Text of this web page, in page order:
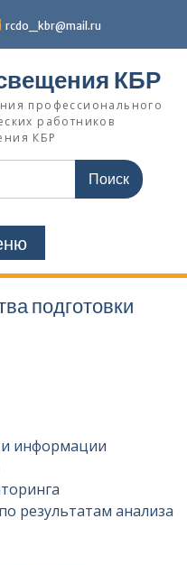
rcdo_kbr@mail.ru
КБР
профессионального
работников
КБР
подготовки
информации
результатам анализа